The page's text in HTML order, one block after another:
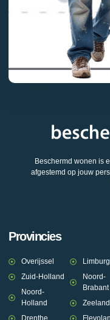
Beschermd wonen is
afgestemd op jouw
Provincies
Overijssel
Zuid-Holland
Noord-
Holland
Limburg
Noord-
Brabant
Zeeland